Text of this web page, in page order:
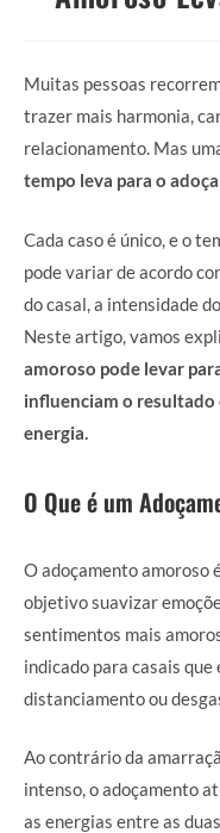
Muitas pessoas
trazer mais harmonia,
relacionamento. Mas
tempo leva para o
Cada caso é único, e o
pode variar de acordo
do casal, a intensidade
Neste artigo, vamos
amoroso pode levar
influenciam o resultado
energia.
O Que é um
O adoçamento amoroso
objetivo suavizar
sentimentos mais
indicado para casais
distanciamento ou
Ao contrário da
intenso, o adoçamento
as energias entre as